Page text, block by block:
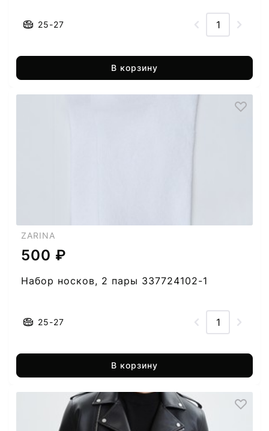
25-27
В корзину
ZARINA
500 ₽
Набор носков, 2 пары 337724102-1
25-27
В корзину